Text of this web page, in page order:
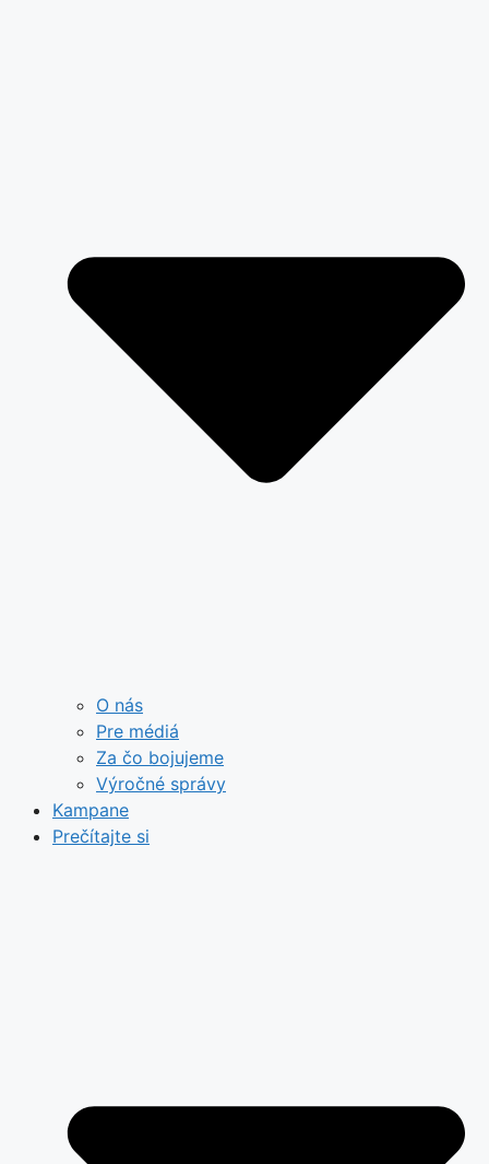
O nás
Pre médiá
Za čo bojujeme
Výročné správy
Kampane
Prečítajte si